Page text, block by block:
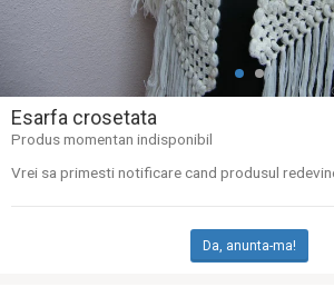
Esarfa crosetata
Produs momentan indisponibil
Vrei sa primesti notificare cand produsul
Da, anunta-ma!